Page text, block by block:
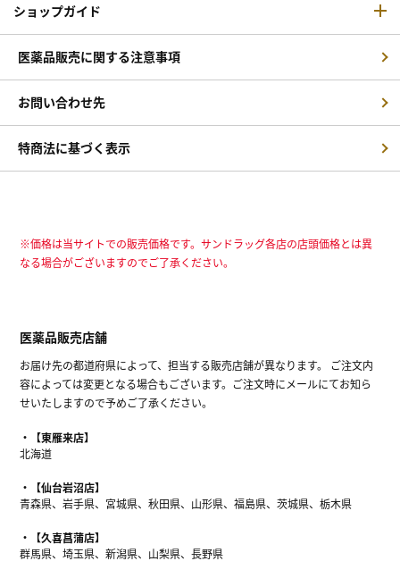
ショップガイド
医薬品販売に関する注意事項
お問い合わせ先
特商法に基づく表示
※価格は当サイトでの販売価格です。サンドラッグ各店の店頭価格とは異
なる場合がございますのでご了承ください。
医薬品販売店舗
お届け先の都道府県によって、担当する販売店舗が異なります。 ご注文内
容によっては変更となる場合もございます。ご注文時にメールにてお知ら
せいたしますので予めご了承ください。
【東雁来店】
北海道
【仙台岩沼店】
青森県、岩手県、宮城県、秋田県、山形県、福島県、茨城県、栃木県
【久喜菖蒲店】
群馬県、埼玉県、新潟県、山梨県、長野県